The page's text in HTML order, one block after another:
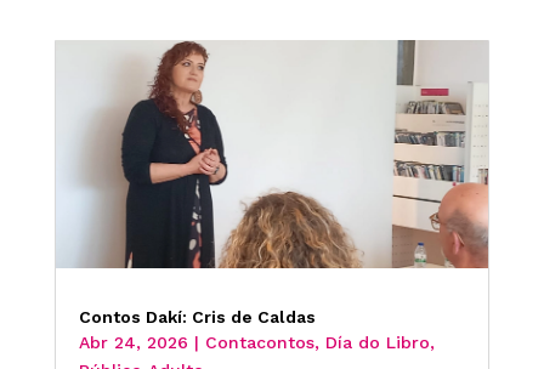
Contos Dakí: Cris de Caldas
Abr 24, 2026 | Contacontos, Día do Libro,